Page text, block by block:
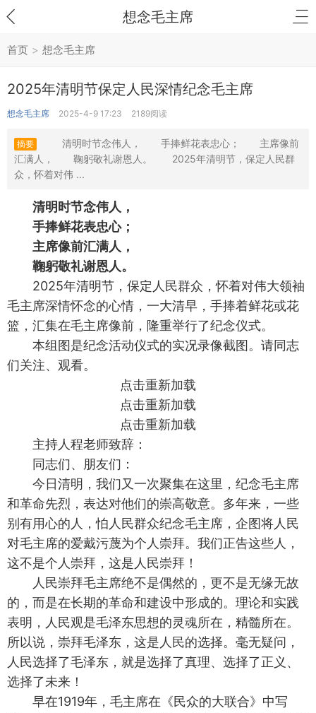
想念毛主席
首页 > 想念毛主席
2025年清明节保定人民深情纪念毛主席
想念毛主席 2025-4-9 17:23 2189阅读
摘要
清明时节念伟人， 手捧鲜花表忠心； 主席像前
汇满人， 鞠躬敬礼谢恩人。 2025年清明节，保定人民群
众，怀着对伟 ...
清明时节念伟人，
手捧鲜花表忠心；
主席像前汇满人，
鞠躬敬礼谢恩人。
2025年清明节，保定人民群众，怀着对伟大领袖
毛主席深情怀念的心情，一大清早，手捧着鲜花或花
篮，汇集在毛主席像前，隆重举行了纪念仪式。
本组图是纪念活动仪式的实况录像截图。请同志
们关注、观看。
点击重新加载
点击重新加载
点击重新加载
主持人程老师致辞：
同志们、朋友们：
今日清明，我们又一次聚集在这里，纪念毛主席
和革命先烈，表达对他们的崇高敬意。多年来，一些
别有用心的人，怕人民群众纪念毛主席，企图将人民
对毛主席的爱戴污蔑为个人崇拜。我们正告这些人，
这不是个人崇拜，这是人民崇拜！
人民崇拜毛主席绝不是偶然的，更不是无缘无故
的，而是在长期的革命和建设中形成的。理论和实践
表明，人民观是毛泽东思想的灵魂所在，精髓所在。
所以说，崇拜毛泽东，这是人民的选择。毫无疑问，
人民选择了毛泽东，就是选择了真理、选择了正义、
选择了未来！
早在1919年，毛主席在《民众的大联合》中写